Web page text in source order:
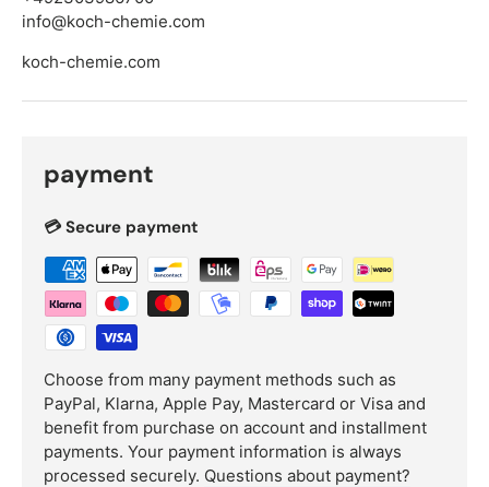
info@koch-chemie.com
koch-chemie.com
payment
💳 Secure payment
Choose from many payment methods such as
PayPal, Klarna, Apple Pay, Mastercard or Visa and
benefit from purchase on account and installment
payments. Your payment information is always
processed securely. Questions about payment?